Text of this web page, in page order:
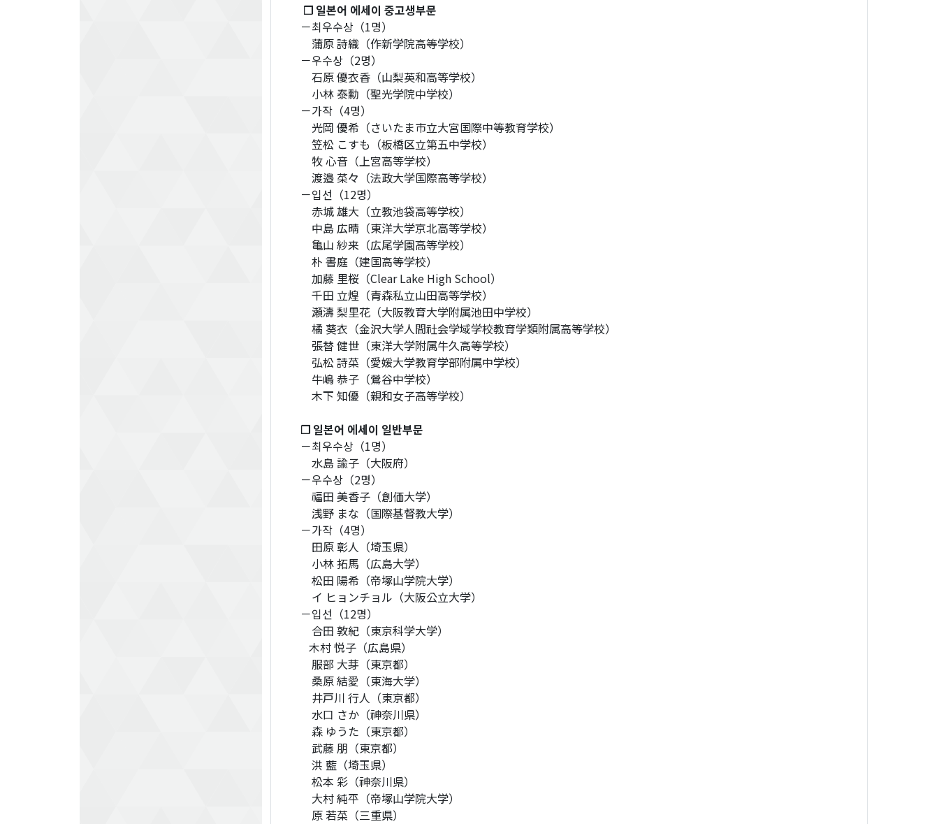
❐ 일본어 에세이 중고생부문
－최우수상（1명）
蒲原 詩織（作新学院高等学校）
－우수상（2명）
石原 優衣香（山梨英和高等学校）
小林 泰勳（聖光学院中学校）
－가작（4명）
光岡 優希（さいたま市立大宮国際中等教育学校）
笠松 こすも（板橋区立第五中学校）
牧 心音（上宮高等学校）
渡邉 菜々（法政大学国際高等学校）
－입선（12명）
赤城 雄大（立教池袋高等学校）
中島 広晴（東洋大学京北高等学校）
亀山 紗来（広尾学園高等学校）
朴 書庭（建国高等学校）
加藤 里桜（Clear Lake High School）
千田 立煌（青森私立山田高等学校）
瀬濤 梨里花（大阪教育大学附属池田中学校）
橘 葵衣（金沢大学人間社会学域学校教育学類附属高等学校）
張替 健世（東洋大学附属牛久高等学校）
弘松 詩菜（愛媛大学教育学部附属中学校）
牛嶋 恭子（鶯谷中学校）
木下 知優（親和女子高等学校）
❐ 일본어 에세이 일반부문
－최우수상（1명）
水島 諭子（大阪府）
－우수상（2명）
福田 美香子（創価大学）
浅野 まな（国際基督教大学）
－가작（4명）
田原 彰人（埼玉県）
小林 拓馬（広島大学）
松田 陽希（帝塚山学院大学）
イ ヒョンチョル（大阪公立大学）
－입선（12명）
合田 敦紀（東京科学大学）
木村 悦子（広島県）
服部 大芽（東京都）
桑原 結愛（東海大学）
井戸川 行人（東京都）
水口 さか（神奈川県）
森 ゆうた（東京都）
武藤 朋（東京都）
洪 藍（埼玉県）
松本 彩（神奈川県）
大村 純平（帝塚山学院大学）
原 若菜（三重県）